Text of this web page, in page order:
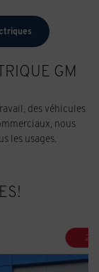
GM
des véhicules
nous
les usages.
de Rabais